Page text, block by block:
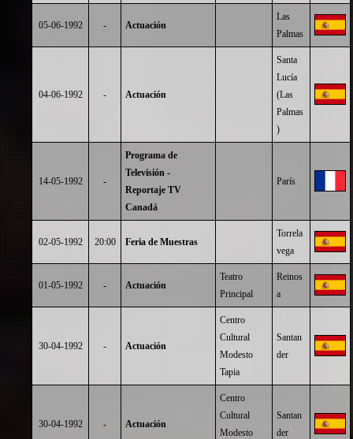
05-06-1992 - Actuación
Las
Palmas
04-06-1992 - Actuación
Santa
Lucía
(Las
Palmas
)
14-05-1992 -
Programa de
Televisión -
Reportaje TV
Canadá
París
02-05-1992 20:00 Feria de Muestras
Torrela
vega
01-05-1992 - Actuación
Teatro
Principal
Reinos
a
30-04-1992 - Actuación
Centro
Cultural
Modesto
Tapia
Santan
der
30-04-1992 - Actuación
Centro
Cultural
Modesto
Santan
der